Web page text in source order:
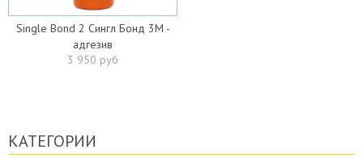
Single Bond 2 Сингл Бонд 3M -
адгезив
3 950 руб
КАТЕГОРИИ